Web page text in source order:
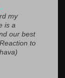
my
is a
our best
to